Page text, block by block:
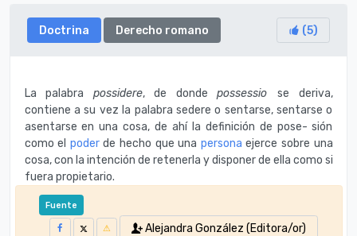
Doctrina Derecho romano (5)
La palabra possidere, de dondepossessio se deriva,
contiene a su vez la palabra sedere o sentarse, sentarse o
asentarse en una cosa, de ahí la definición de pose- sión
como el poderde hecho que una persona ejerce sobre una
cosa, con la intención de retenerla y disponer de ella como si
fuera propietario.
Fuente
Alejandra González (Editora/or)